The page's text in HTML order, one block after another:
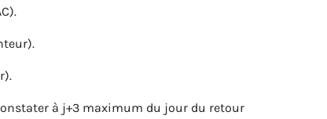
à j+3 maximum du jour du retour